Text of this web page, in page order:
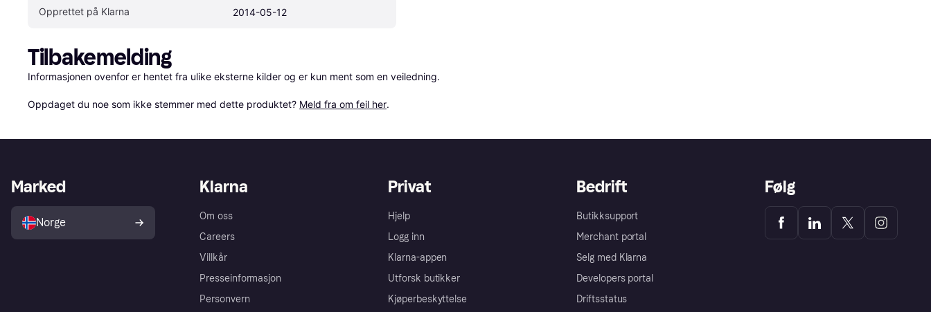
Opprettet på Klarna 2014-05-12
Tilbakemelding
Informasjonen ovenfor er hentet fra ulike eksterne kilder og er kun ment som en veiledning.
Oppdaget du noe som ikke stemmer med dette produktet? Meld fra om feil her.
Klarna
Om oss
Careers
Villkår
Presseinformasjon
Personvern
Privat
Hjelp
Logg inn
Klarna-appen
Utforsk butikker
Kjøperbeskyttelse
Bedrift
Butikksupport
Merchant portal
Selg med Klarna
Developers portal
Driftsstatus
Marked
Norge
Følg